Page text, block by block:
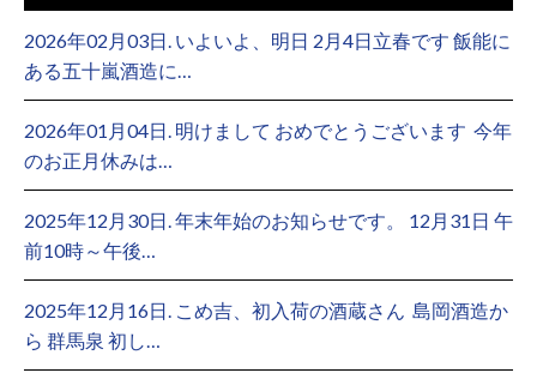
2026年02月03日. いよいよ、明日 2月4日立春です 飯能に
ある五十嵐酒造に…
2026年01月04日. 明けまして おめでとうございます ⁡ 今年
のお正月休みは…
2025年12月30日. 年末年始のお知らせです。 12月31日 午
前10時～午後…
2025年12月16日. こめ吉、初入荷の酒蔵さん ⁡ 島岡酒造か
ら 群馬泉 初し…